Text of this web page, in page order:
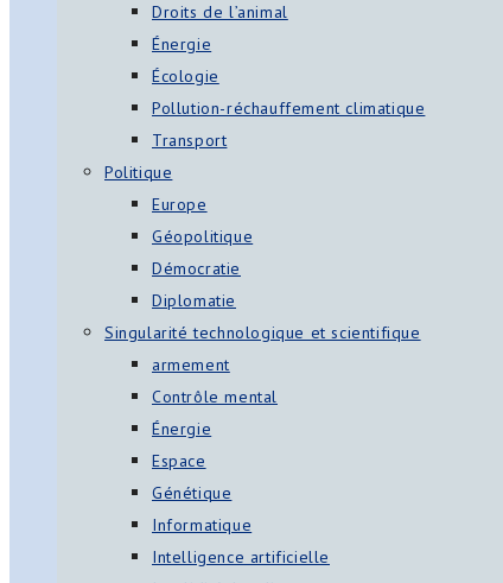
Droits de l’animal
Énergie
Écologie
Pollution-réchauffement climatique
Transport
Politique
Europe
Géopolitique
Démocratie
Diplomatie
Singularité technologique et scientifique
armement
Contrôle mental
Énergie
Espace
Génétique
Informatique
Intelligence artificielle